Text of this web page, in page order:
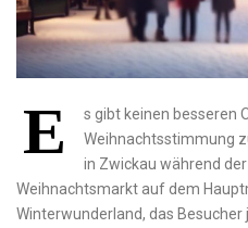
E
s gibt‌ keinen besseren
Weihnachtsstimmung
in Zwickau während
Weihnachtsmarkt ​auf ⁣dem
Winterwunderland, das